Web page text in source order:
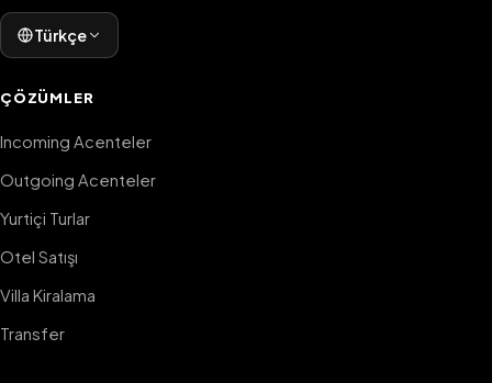
Türkçe
ÇÖZÜMLER
Incoming Acenteler
Outgoing Acenteler
Yurtiçi Turlar
Otel Satışı
Villa Kiralama
Transfer